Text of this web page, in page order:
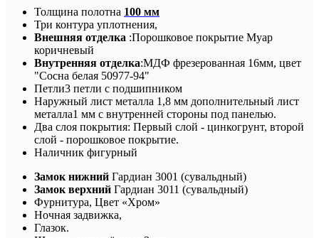
Толщина полотна 100 мм
Три контура уплотнения,
Внешняя отделка :Порошковое покрытие Муар
коричневый
Внутренняя отделка:МДФ фрезерованная 16мм, цвет
"Сосна белая 50977-94"
Петли3 петли с подшипником
Наружный лист металла 1,8 мм дополнительный лист
металла1 мм с внутренней стороны под панелью.
Два слоя покрытия: Первый слой - цинкогрунт, второй
слой - порошковое покрытие.
Наличник фигурный
Замок нижний Гардиан 3001 (сувальдный)
Замок верхний Гардиан 3011 (сувальдный)
Фурнитура, Цвет «Хром»
Ночная задвижка,
Глазок.